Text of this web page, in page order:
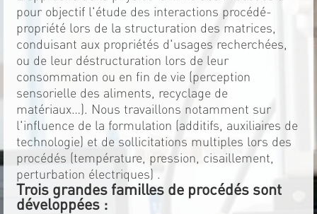
pour objectif l'étude des interactions procédé-
propriété lors de la structuration des matrices,
conduisant aux propriétés d'usages recherchées,
ou de leur déstructuration lors de leur
consommation ou en fin de vie (perception
sensorielle des aliments, recyclage de
matériaux…). Nous travaillons notamment sur
l'influence de la formulation (additifs, auxiliaires de
technologie) et de sollicitations multiples lors des
procédés (température, pression, cisaillement,
perturbation électriques) .
Trois grandes familles de procédés sont
développées :